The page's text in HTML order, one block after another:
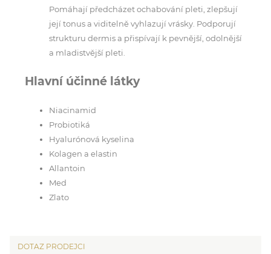
Pomáhají předcházet ochabování pleti, zlepšují
její tonus a viditelně vyhlazují vrásky. Podporují
strukturu dermis a přispívají k pevnější, odolnější
a mladistvější pleti.
Hlavní účinné látky
Niacinamid
Probiotiká
Hyalurónová kyselina
Kolagen a elastin
Allantoin
Med
Zlato
DOTAZ PRODEJCI